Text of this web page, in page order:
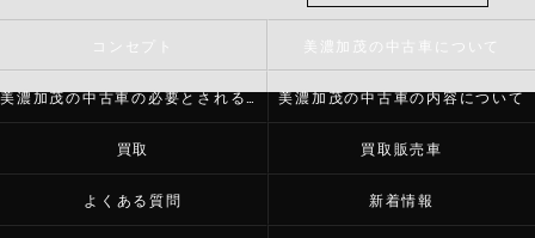
コンセプト 美濃加茂の中古車について
美濃加茂の中古車の必要とされる理由 美濃加茂の中古車の内容について
買取 買取販売車
よくある質問 新着情報